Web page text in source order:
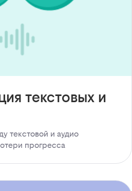
текстовых и
текстовой и аудио
прогресса